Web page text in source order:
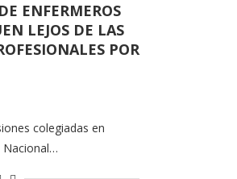
ENFERMEROS
LEJOS DE LAS
POR
colegiadas en
Nacional…